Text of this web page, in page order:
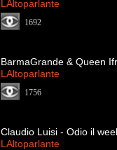
LAltoparlante
1692
BarmaGrande & Queen
LAltoparlante
1756
Claudio Luisi - Odio il
LAltoparlante